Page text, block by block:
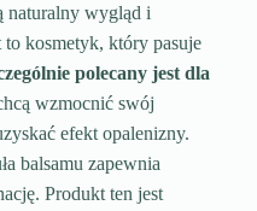
naturalny wygląd i
to kosmetyk, który pasuje
polecany jest dla
wzmocnić swój
efekt opalenizny.
balsamu zapewnia
Produkt ten jest